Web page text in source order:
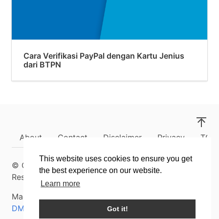
This website uses cookies to ensure you get
the best experience on our website.
Learn more
Got it!
Cara Verifikasi PayPal dengan Kartu Jenius
dari BTPN
About Contact Disclaimer Privacy TOS
© Copyright 2019 Rizki Aryanto
- All Rights
Reserved
Made with ❤ & ☕ in Garut, Indonesia | Protected by
DMCA